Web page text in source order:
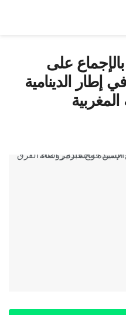
على
إطار الدينامية